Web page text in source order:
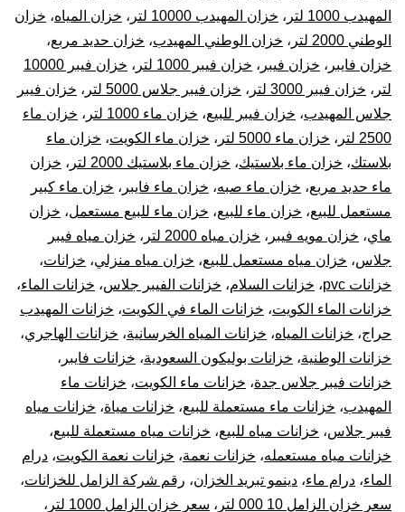
المهيدب 1000 لتر
، خزان المهيدب 10000 لتر ، خزان المياه، خزان
الوطني 2000 لتر
، خزان الوطني المهيدب، خزان حديد مربع،
خزان فايبر ، خزان فيبر ، خزان فيبر 1000 لتر ،
خزان فيبر 10000
لتر ، خزان فيبر 3000 لتر ، خزان فيبر جلاس 5000 لتر ، خزان فيبر
جلاس المهيدب، خزان فيبر للبيع، خزان ماء 1000 لتر ، خزان ماء
2500 لتر
، خزان ماء 5000 لتر ، خزان ماء الكويت، خزان ماء
بلاستك، خزان ماء بلاستيك، خزان ماء بلاستيك 2000 لتر ، خزان
ماء حديد مربع، خزان ماء صبه، خزان ماء فايبر ، خزان ماء كبير
مستعمل للبيع، خزان ماء للبيع، خزان ماء للبيع مستعمل، خزان
ماي، خزان مويه فيبر ، خزان مياه 2000 لتر ، خزان مياه فيبر
جلاس، خزان مياه مستعمل للبيع، خزان مياه منزلي، خزانات،
خزانات pvc
، خزانات السلام، خزانات الفيبر جلاس، خزانات الماء،
خزانات الماء الكويت، خزانات الماء في الكويت، خزانات المهيدب
حراج، خزانات المياه، خزانات المياه الخرسانية، خزانات الهاجري،
خزانات الوطنية، خزانات بوليكون السعودية، خزانات فايبر ،
خزانات فيبر جلاس جدة، خزانات ماء الكويت، خزانات ماء
المهيدب، خزانات ماء مستعملة للبيع، خزانات مياة، خزانات مياه
فيبر جلاس، خزانات مياه للبيع، خزانات مياه مستعملة للبيع،
خزانات مياه مستعمله، خزانات نعمة، خزانات نعمة الكويت، درام
الماء، درام ماء، دينمو تبريد الخزان، رقم شركة الزامل للخزانات،
سعر خزان الزامل 10 000 لتر
، سعر خزان الزامل 1000 لتر
،